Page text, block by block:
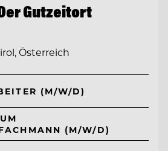
Gutzeitort
Österreich
(M/W/D)
(M/W/D)